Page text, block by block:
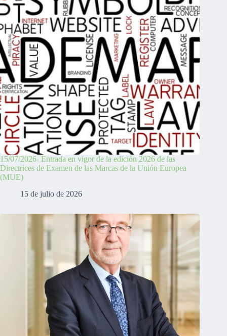
15/07/2026- Entrada en vigor de la edición 2026 de las
Directrices de Examen de las Marcas de la Unión Europea
(MUE)
15 de julio de 2026